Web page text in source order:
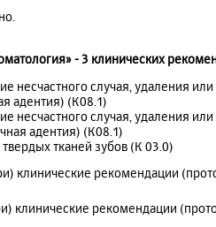
- 3 клинических
несчастного случая, удаления
адентия) (К08.1)
несчастного случая, удаления
адентия) (К08.1)
тканей зубов (К 03.0)
клинические рекомендации
клинические рекомендации